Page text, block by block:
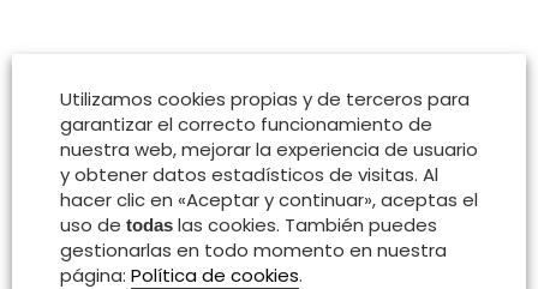
Utilizamos cookies propias y de terceros para
garantizar el correcto funcionamiento de
nuestra web, mejorar la experiencia de usuario
y obtener datos estadísticos de visitas. Al
hacer clic en «Aceptar y continuar», aceptas el
uso de todas las cookies. También puedes
gestionarlas en todo momento en nuestra
página: Política de cookies.